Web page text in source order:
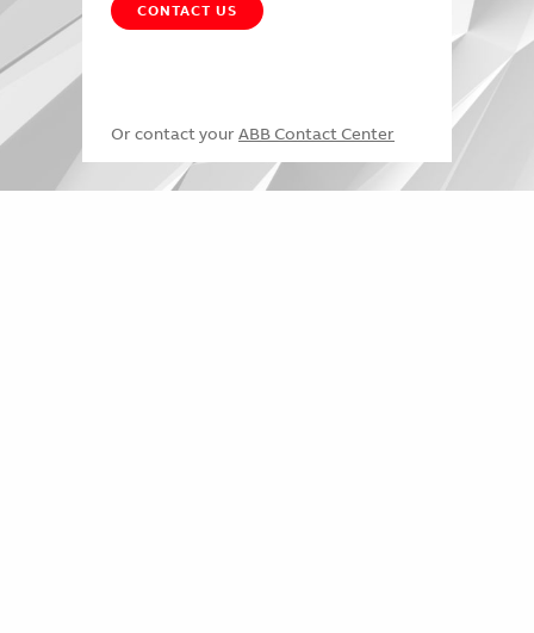
CONTACT US
Or contact your ABB Contact Center